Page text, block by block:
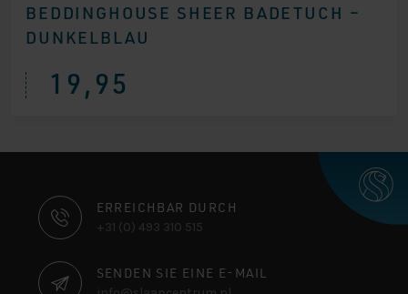
BEDDINGHOUSE SHEER BADETUCH –
DUNKELBLAU
19,95
KONTAKTINFORMATIONEN
ERREICHBAR DURCH
+31 (0) 493 310 515
SENDEN SIE EINE E-MAIL